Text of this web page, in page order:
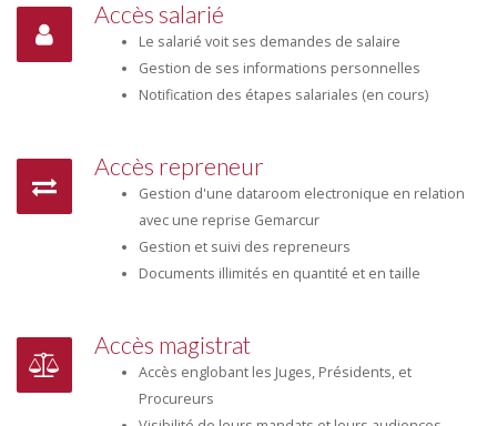
Accès salarié
Le salarié voit ses demandes de salaire
Gestion de ses informations personnelles
Notification des étapes salariales (en cours)
Accès repreneur
Gestion d'une dataroom electronique en relation
avec une reprise Gemarcur
Gestion et suivi des repreneurs
Documents illimités en quantité et en taille
Accès magistrat
Accès englobant les Juges, Présidents, et
Procureurs